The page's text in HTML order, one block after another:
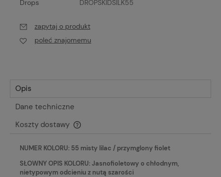
Drops DROPSKIDSILK55
zapytaj o produkt
poleć znajomemu
Opis
Dane techniczne
Koszty dostawy
Cena nie zawiera ewentualnych kosztów płatności
NUMER KOLORU: 55 misty lilac / przymglony fiolet
SŁOWNY OPIS KOLORU: Jasnofioletowy o chłodnym,
nietypowym odcieniu z nutą szarości